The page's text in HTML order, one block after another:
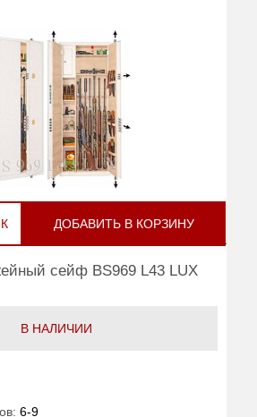
ДОБАВИТЬ В КОРЗИНУ
сейф BS969 L43 LUX
В НАЛИЧИИ
6-9